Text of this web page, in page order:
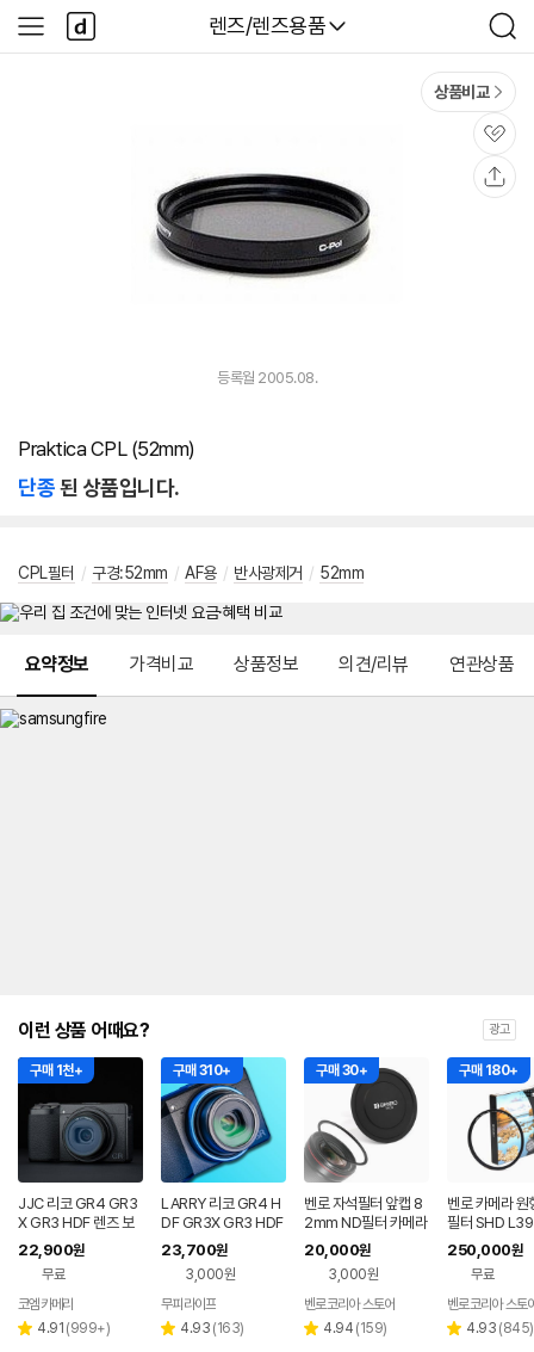
다나와
렌즈/렌즈용품
검
색
사
이
다
나
와
상품비교
관
심
등록월 2005.08.
Praktica CPL (52mm)
단종된 상품입니다.
CPL필터 / 구경:52mm / AF용 / 반사광제거 / 52mm
요약정보 가격비교 상품정보 의견/리뷰 연관상품
이런 상품 어때요? 광고
구매 1천+
JJC 리코 GR4 GR3
X GR3 HDF 렌즈 보
호 UV 필터 F-WMCU
VG3
22,900원
무료
페이
코엠카메라
별 4.91 리
(999+)
구매 310+
LARRY 리코 GR4 H
DF GR3X GR3 HDF
카메라 렌즈보호 UV필
터 18중 나노 코팅 악
세서리
23,700원
3,000원
페이
무피라이프
별 4.93 리
(163)
구매 30+
벤로 자석필터 앞캡 8
2mm ND필터 카메라
필터
20,000원
3,000원
벤로코리아 스토어
별 4.94 리
(159)
구매 180+
벤로 카메라 원
필터 SHD
5mm
250,000원
무료
벤로코리아 스토
별 4.93 리
(845)